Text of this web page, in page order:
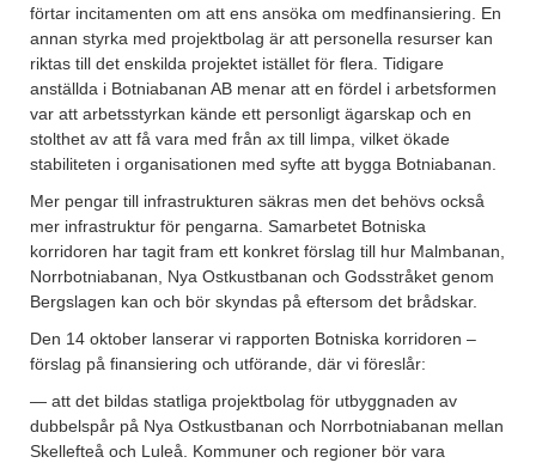
förtar incitamenten om att ens ansöka om medfinansiering. En
annan styrka med projektbolag är att personella resurser kan
riktas till det enskilda projektet istället för flera. Tidigare
anställda i Botniabanan AB menar att en fördel i arbetsformen
var att arbetsstyrkan kände ett personligt ägarskap och en
stolthet av att få vara med från ax till limpa, vilket ökade
stabiliteten i organisationen med syfte att bygga Botniabanan.
Mer pengar till infrastrukturen säkras men det behövs också
mer infrastruktur för pengarna. Samarbetet Botniska
korridoren har tagit fram ett konkret förslag till hur Malmbanan,
Norrbotniabanan, Nya Ostkustbanan och Godsstråket genom
Bergslagen kan och bör skyndas på eftersom det brådskar.
Den 14 oktober lanserar vi rapporten Botniska korridoren –
förslag på finansiering och utförande, där vi föreslår:
— att det bildas statliga projektbolag för utbyggnaden av
dubbelspår på Nya Ostkustbanan och Norrbotniabanan mellan
Skellefteå och Luleå. Kommuner och regioner bör vara